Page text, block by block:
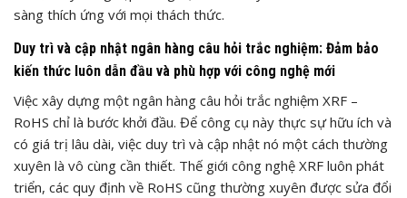
sàng thích ứng với mọi thách thức.
Duy trì và cập nhật ngân hàng câu hỏi trắc nghiệm: Đảm bảo
kiến thức luôn dẫn đầu và phù hợp với công nghệ mới
Việc xây dựng một ngân hàng câu hỏi trắc nghiệm XRF –
RoHS chỉ là bước khởi đầu. Để công cụ này thực sự hữu ích và
có giá trị lâu dài, việc duy trì và cập nhật nó một cách thường
xuyên là vô cùng cần thiết. Thế giới công nghệ XRF luôn phát
triển, các quy định về RoHS cũng thường xuyên được sửa đổi